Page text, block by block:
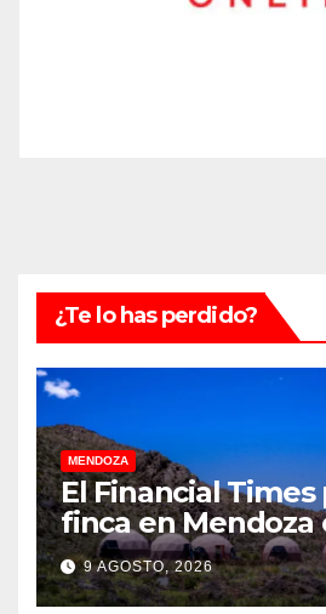
¿Te lo has perdido?
MENDOZA
El Financial
finca en Mendoza
CEOs y
empresas
9 AGOSTO, 2026